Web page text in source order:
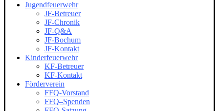
Jugendfeuerwehr
JF-Betreuer
JF-Chronik
JF-Q&A
JF-Bochum
JF-Kontakt
Kinderfeuerwehr
KF-Betreuer
KF-Kontakt
Förderverein
FFQ-Vorstand
FFQ–Spenden